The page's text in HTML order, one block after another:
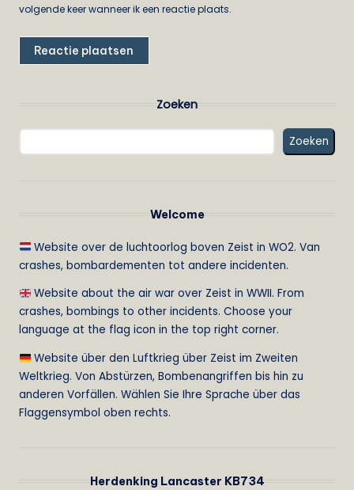
volgende keer wanneer ik een reactie plaats.
Zoeken
Zoeken
Welcome
Website over de luchtoorlog boven Zeist in WO2. Van
crashes, bombardementen tot andere incidenten.
Website about the air war over Zeist in WWII. From
crashes, bombings to other incidents. Choose your
language at the flag icon in the top right corner.
Website über den Luftkrieg über Zeist im Zweiten
Weltkrieg. Von Abstürzen, Bombenangriffen bis hin zu
anderen Vorfällen. Wählen Sie Ihre Sprache über das
Flaggensymbol oben rechts.
Herdenking Lancaster KB734